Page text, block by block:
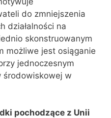
do zmniejszenia
działalności na
skonstruowanym
możliwe jest osiąganie
jednoczesnym
środowiskowej w
pochodzące z Unii